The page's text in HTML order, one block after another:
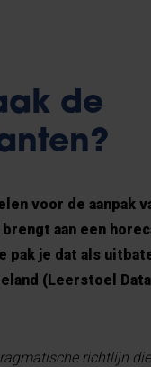
de
voor de aanpak
aan een
pak je dat als
(Leerstoel Data
richtlijn